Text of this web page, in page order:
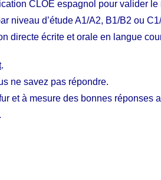
CLOÉ espagnol pour valider
niveau d’étude A1/A2, B1/B2 ou
directe écrite et orale en langue
.
ne savez pas répondre.
et à mesure des bonnes